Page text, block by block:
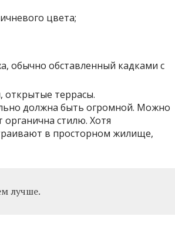
цвета;
обычно обставленный кадками с
открытые террасы.
должна быть огромной. Можно
стилю. Хотя
в просторном жилище,
лучше.